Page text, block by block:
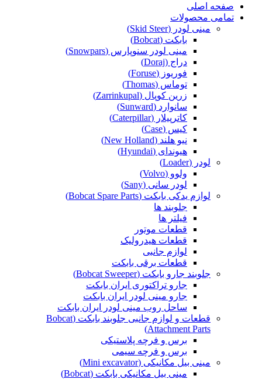
صفحه اصلی
تمامی محصولات
مینی لودر (Skid Steer)
بابکت (Bobcat)
مینی لودر سنوپارس (Snowpars)
دراج (Doraj)
فوریوز (Foruse)
توماس (Thomas)
زرین کوپال (Zarrinkupal)
سانوارد (Sunward)
کاترپیلار (Caterpillar)
کیس (Case)
نیو هلند (New Holland)
هیوندای (Hyundai)
لودر (Loader)
ولوو (Volvo)
لودر سانی (Sany)
لوازم یدکی بابکت (Bobcat Spare Parts)
جلوبند ها
فیلتر ها
قطعات موتور
قطعات هیدرولیک
لوازم جانبی
قطعات برقی بابکت
جلوبند جارو بابکت (Bobcat Sweeper)
جارو تراکتوری ایران بابکت
جارو مینی لودر ایران بابکت
ساحل روب مینی لودر ایران بابکت
قطعات و لوازم جانبی جلوبند بابکت (Bobcat
Attachment Parts)
برس و فرچه پلاستیکی
برس و فرچه سیمی
مینی بیل مکانیکی (Mini excavator)
مینی بیل مکانیکی بابکت (Bobcat)